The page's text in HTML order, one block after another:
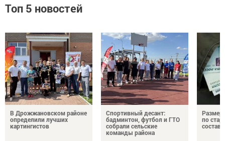
Топ 5 новостей
В Дрожжановском районе
определили лучших
картингистов
Спортивный десант:
бадминтон, футбол и ГТО
собрали сельские
команды района
Размер
по